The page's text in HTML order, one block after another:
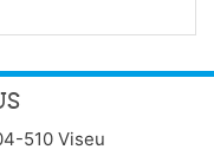
510 Viseu